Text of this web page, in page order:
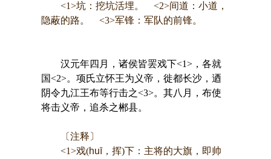
<1>坑：挖坑活埋。 <2>间道：小道，
隐蔽的路。 <3>军锋：军队的前锋。
汉元年四月，诸侯皆罢戏下<1>，各就
国<2>。项氏立怀王为义帝，徙都长沙，迺
阴令九江王布等行击之<3>。其八月，布使
将击义帝，追杀之郴县。
〔注释〕
<1>戏(huī，挥)下：主将的大旗，即帅